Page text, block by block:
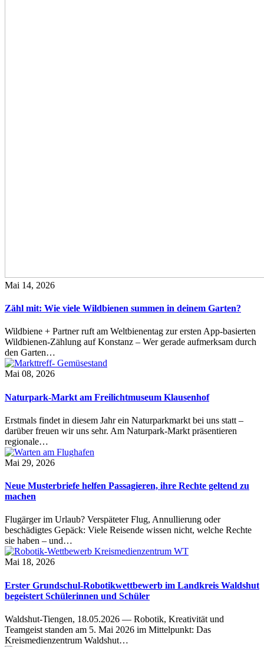
Mai 14, 2026
Zähl mit: Wie viele Wildbienen summen in deinem Garten?
Wildbiene + Partner ruft am Weltbienentag zur ersten App-basierten
Wildbienen-Zählung auf Konstanz – Wer gerade aufmerksam durch
den Garten…
Mai 08, 2026
Naturpark-Markt am Freilichtmuseum Klausenhof
Erstmals findet in diesem Jahr ein Naturparkmarkt bei uns statt –
darüber freuen wir uns sehr. Am Naturpark-Markt präsentieren
regionale…
Mai 29, 2026
Neue Musterbriefe helfen Passagieren, ihre Rechte geltend zu
machen
Flugärger im Urlaub? Verspäteter Flug, Annullierung oder
beschädigtes Gepäck: Viele Reisende wissen nicht, welche Rechte
sie haben – und…
Mai 18, 2026
Erster Grundschul-Robotikwettbewerb im Landkreis Waldshut
begeistert Schülerinnen und Schüler
Waldshut-Tiengen, 18.05.2026 — Robotik, Kreativität und
Teamgeist standen am 5. Mai 2026 im Mittelpunkt: Das
Kreismedienzentrum Waldshut…